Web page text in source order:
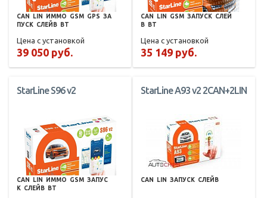
CAN LIN ИММО GSM GPS ЗА
ПУСК СЛЕЙВ BT
Цена с установкой
39 050 руб.
CAN LIN GSM ЗАПУСК СЛЕЙ
В
BT
Цена с установкой
35 149 руб.
StarLine S96 v2
CAN LIN ИММО GSM ЗАПУС
К СЛЕЙВ BT
StarLine A93 v2 2CAN+2LIN
CAN LIN ЗАПУСК СЛЕЙВ